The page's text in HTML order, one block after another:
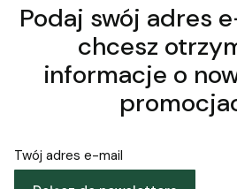
Podaj swój adres
chcesz
informacje o
Twój adres e-mail